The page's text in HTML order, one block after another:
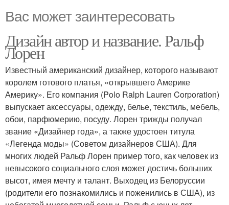
Вас может заинтересовать
Дизайн автор и название. Ральф
Лорен
Известный американский дизайнер, которого называют
королем готового платья, «открывшего Америке
Америку». Его компания (Polo Ralph Lauren Corporation)
выпускает аксессуары, одежду, белье, текстиль, мебель,
обои, парфюмерию, посуду. Лорен трижды получал
звание «Дизайнер года», а также удостоен титула
«Легенда моды» (Советом дизайнеров США). Для
многих людей Ральф Лорен пример того, как человек из
невысокого социального слоя может достичь больших
высот, имея мечту и талант. Выходец из Белоруссии
(родители его познакомились и поженились в США), из